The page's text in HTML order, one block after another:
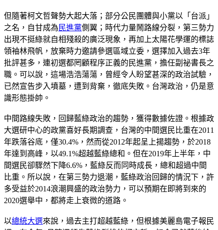
但隨著柯文哲聲勢大起大落；部分公民團體與小黨以「台派」
之名，自甘成為 民進黨側翼；時代力量鬧路線分裂，第三勢力
出現不挺綠就自相殘殺的廣泛現象，再加上太陽花學運的標誌
領袖林飛帆，放棄時力邀請參選區域立委，選擇加入過去3年
批評甚多，連初選都罔顧程序正義的民進黨，擔任副祕書長之
職。可以說，這場浩浩蕩蕩，曾經令人盼望甚深的政治試驗，
已然宣告步入墳墓，遭到背棄，徹底失敗。台灣政治，仍是意
識形態掛帥。
中間路線失敗，回歸藍綠政治的趨勢，獲得數據佐證。根據政
大選研中心的政黨喜好長期調查，台灣的中間選民比重在2011
年跌落谷底，僅30.4%，然而從2012年起呈上揚趨勢，於2018
年達到高峰，以49.1%超越藍綠總和。但在2019年上半年，中
間選民卻驟然下降6.6%，藍綠反而同時成長，總和超過中間
比重。所以說，在第三勢力退潮，藍綠政治回歸的情況下，許
多受益於2014浪潮興盛的政治勢力，可以預期在即將到來的
2020選舉中，都將走上衰微的道路。
以總統大選來說，過去主打超越藍綠，但根據美麗島電子報民